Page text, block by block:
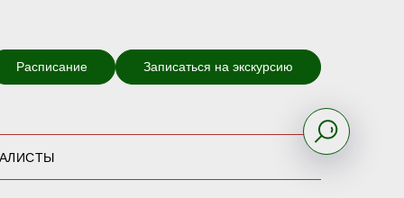
Расписание Записаться на экскурсию